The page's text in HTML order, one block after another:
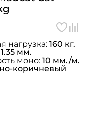
нагрузка: 160 кг.
1.35 мм.
моно: 10 мм./м.
коричневый